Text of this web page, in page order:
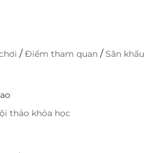
qua LifeLink
tiết kiệm lên đến 50% so với
thanh toán nhanh chóng qua
tập linh hoạt phù hợp với lịch
/Điểm tham quan /Sân khấu
thảo khóa học